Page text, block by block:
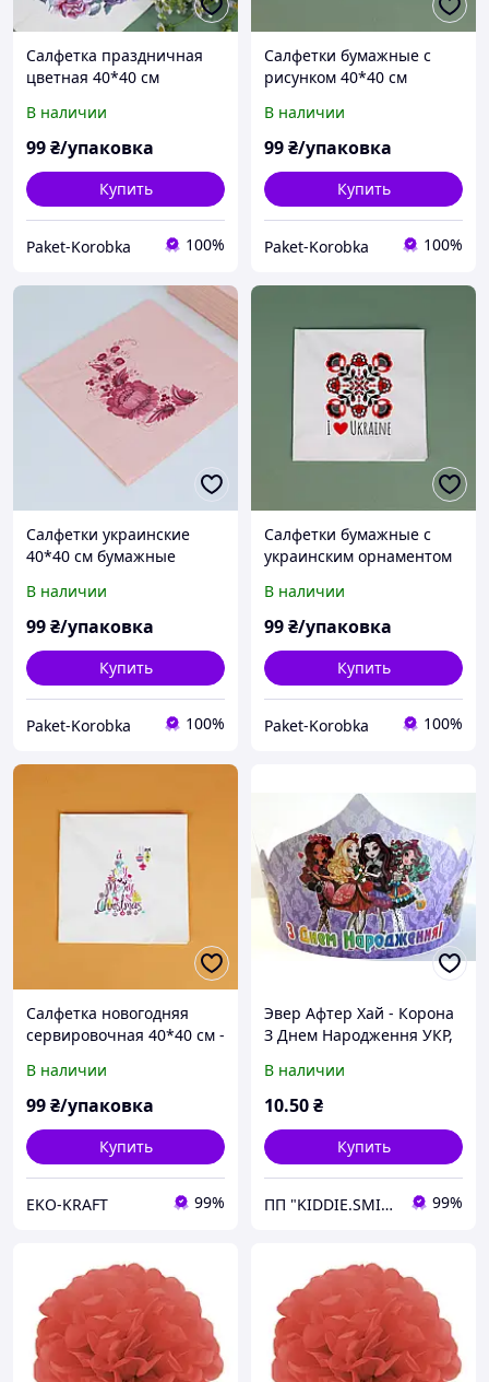
Салфетка праздничная
цветная 40*40 см
на День рождения 10 шт
В наличии
99₴/упаковка
Купить
Paket-Korobka 100%
Салфетки бумажные с
рисунком 40*40 см
декоративные 10 шт
В наличии
99₴/упаковка
Купить
Paket-Korobka 100%
Салфетки украинские
40*40 см бумажные
орнаментом 10 шт
В наличии
99₴/упаковка
Купить
Paket-Korobka 100%
Салфетки бумажные с
украинским орнаментом
сервировочные салфетки
10 шт
В наличии
99₴/упаковка
Купить
Paket-Korobka 100%
Салфетка новогодняя
сервировочная 40*40 см -
Рождественская салфетка
В наличии
99₴/упаковка
Купить
EKO-KRAFT 99%
Эвер Афтер Хай - Корона
З Днем Народження УКР,
В наличии
10.50₴
Купить
ПП "KIDDIE.SMILE" 99%